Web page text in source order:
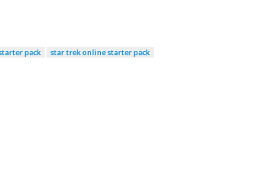
pack
star trek online starter pack